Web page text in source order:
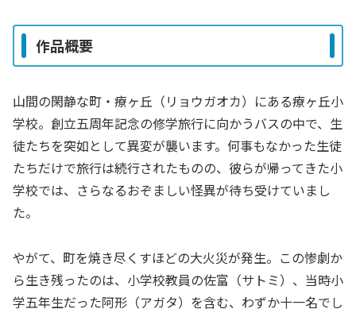
作品概要
山間の閑静な町・療ヶ丘（リョウガオカ）にある療ヶ丘小
学校。創立五周年記念の修学旅行に向かうバスの中で、生
徒たちを突如として異変が襲います。何事もなかった生徒
たちだけで旅行は続行されたものの、彼らが帰ってきた小
学校では、さらなるおぞましい怪異が待ち受けていまし
た。
やがて、町を焼き尽くすほどの大火災が発生。この惨劇か
ら生き残ったのは、小学校教員の佐富（サトミ）、当時小
学五年生だった阿形（アガタ）を含む、わずか十一名でし